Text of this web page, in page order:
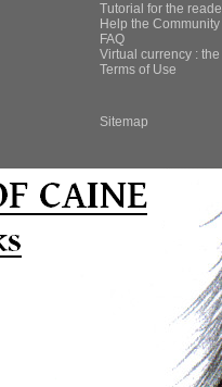
Tutorial for the
Help the
FAQ
Virtual currency :
Terms of Use
Sitemap